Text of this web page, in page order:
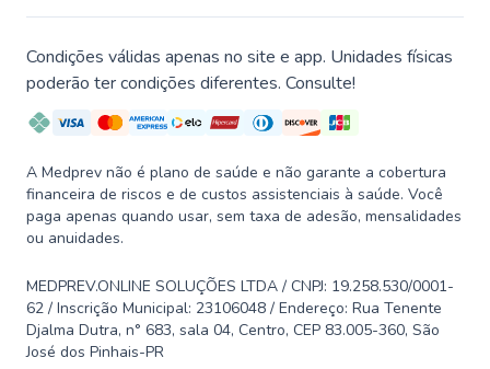
Condições válidas apenas no site e app. Unidades físicas
poderão ter condições diferentes. Consulte!
A Medprev não é plano de saúde e não garante a cobertura
financeira de riscos e de custos assistenciais à saúde. Você
paga apenas quando usar, sem taxa de adesão, mensalidades
ou anuidades.
MEDPREV.ONLINE SOLUÇÕES LTDA / CNPJ: 19.258.530/0001-
62 / Inscrição Municipal: 23106048 / Endereço: Rua Tenente
Djalma Dutra, n° 683, sala 04, Centro, CEP 83.005-360, São
José dos Pinhais-PR